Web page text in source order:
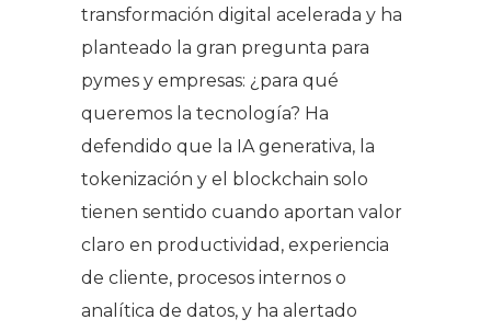
transformación digital acelerada y ha
planteado la gran pregunta para
pymes y empresas: ¿para qué
queremos la tecnología? Ha
defendido que la IA generativa, la
tokenización y el blockchain solo
tienen sentido cuando aportan valor
claro en productividad, experiencia
de cliente, procesos internos o
analítica de datos, y ha alertado